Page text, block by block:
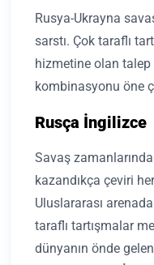
Rusya-Ukrayna
sarstı. Çok taraflı
hizmetine olan talep
kombinasyonu öne
Rusça İngilizce
Savaş
kazandıkça çeviri
Uluslararası
taraflı tartışmalar
dünyanın önde